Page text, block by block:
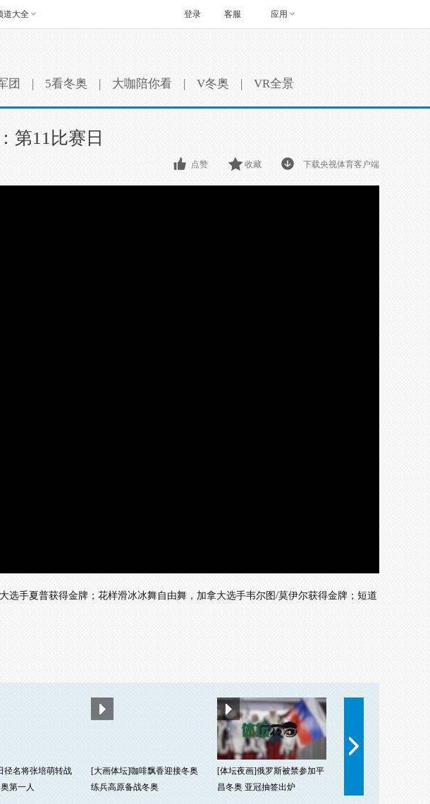
道大全 客服 应用
登录
团 | 5看冬奥 | 大咖陪你看 | V冬奥 | VR全景
第11比赛日
下载央视体育客户端
收藏
点赞
手夏普获得金牌；花样滑冰冰舞自由舞，加拿大选手韦尔图/莫伊尔获得金牌；短道
径名将张培萌转战
第一人
[大画体坛]咖啡飘香迎接冬奥
练兵高原备战冬奥
[体坛夜画]俄罗斯被禁参加平
昌冬奥 亚冠抽签出炉